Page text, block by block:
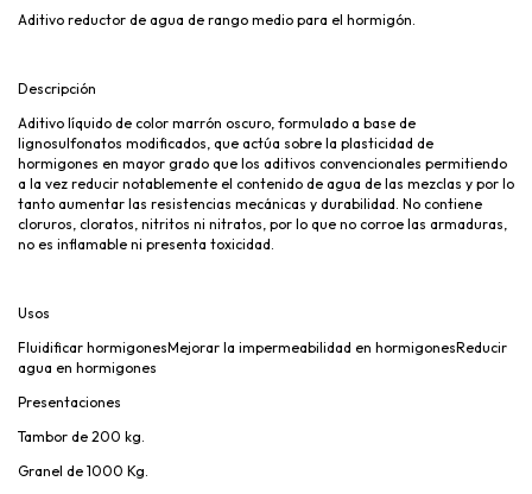
Aditivo reductor de agua de rango medio para el hormigón.
Descripción
Aditivo líquido de color marrón oscuro, formulado a base de
lignosulfonatos modificados, que actúa sobre la plasticidad de
hormigones en mayor grado que los aditivos convencionales permitiendo
a la vez reducir notablemente el contenido de agua de las mezclas y por lo
tanto aumentar las resistencias mecánicas y durabilidad. No contiene
cloruros, cloratos, nitritos ni nitratos, por lo que no corroe las armaduras,
no es inflamable ni presenta toxicidad.
Usos
Fluidificar hormigonesMejorar la impermeabilidad en hormigonesReducir
agua en hormigones
Presentaciones
Tambor de 200 kg.
Granel de 1000 Kg.